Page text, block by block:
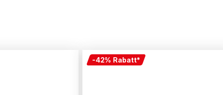
-42% Rabatt*